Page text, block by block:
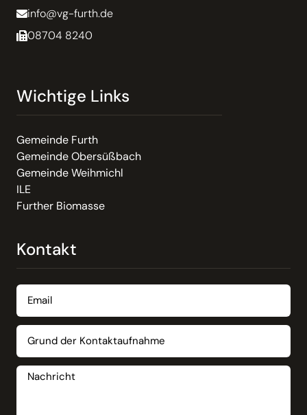
info@vg-furth.de
08704 8240
Wichtige Links
Gemeinde Furth
Gemeinde Obersüßbach
Gemeinde Weihmichl
ILE
Further Biomasse
Kontakt